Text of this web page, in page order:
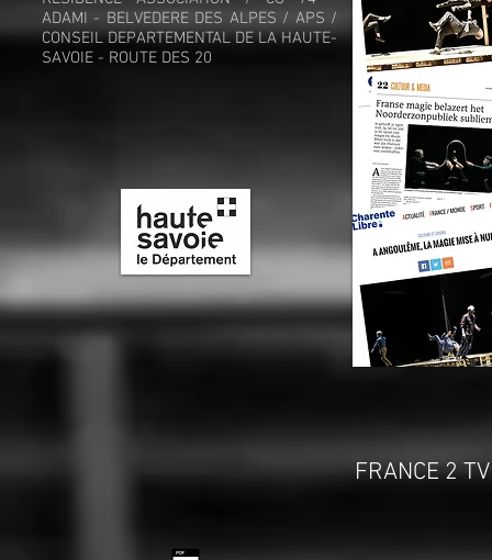
ADAMI - BELVEDERE DES ALPES / APS /
CONSEIL DEPARTEMENTAL DE LA HAUTE-
SAVOIE - ROUTE DES 20
FRANCE 2 TV